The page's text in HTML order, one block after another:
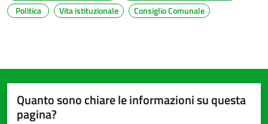
Politica
Vita istituzionale Consiglio Comunale
Quanto sono chiare le informazioni su questa
pagina?